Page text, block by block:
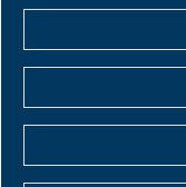
BIRKENMAIER &
∙ Viktualienmarkt
T+49 (0)89 23 23